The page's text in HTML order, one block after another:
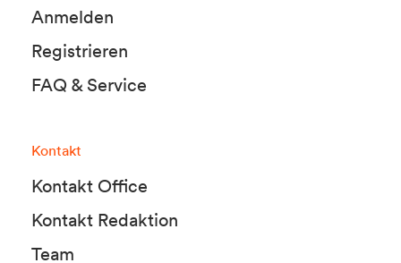
Anmelden
Registrieren
FAQ & Service
Kontakt
Kontakt Office
Kontakt Redaktion
Team